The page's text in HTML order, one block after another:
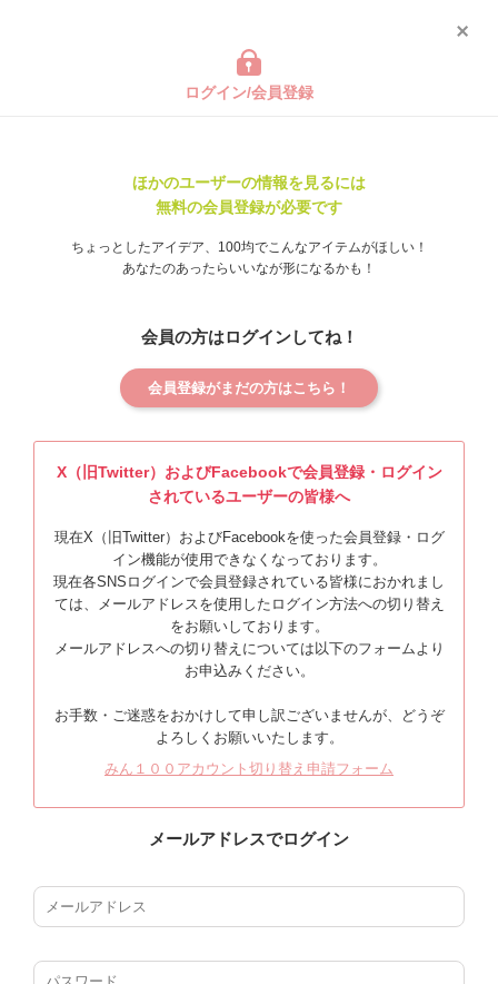
ログイン/会員登録
ほかのユーザーの情報を見るには
無料の会員登録が必要です
ちょっとしたアイデア、100均でこんなアイテムがほしい！
あなたのあったらいいなが形になるかも！
会員の方はログインしてね！
会員登録がまだの方はこちら！
X（旧Twitter）およびFacebookで会員登録・ログイン
されているユーザーの皆様へ
現在X（旧Twitter）およびFacebookを使った会員登録・ログ
イン機能が使用できなくなっております。
現在各SNSログインで会員登録されている皆様におかれまし
ては、メールアドレスを使用したログイン方法への切り替え
をお願いしております。
メールアドレスへの切り替えについては以下のフォームより
お申込みください。
お手数・ご迷惑をおかけして申し訳ございませんが、どうぞ
よろしくお願いいたします。
みん１００アカウント切り替え申請フォーム
メールアドレスでログイン